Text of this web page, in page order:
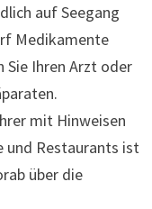
auf Seegang
Medikamente
Sie Ihren Arzt oder
mit Hinweisen
und Restaurants ist
über die